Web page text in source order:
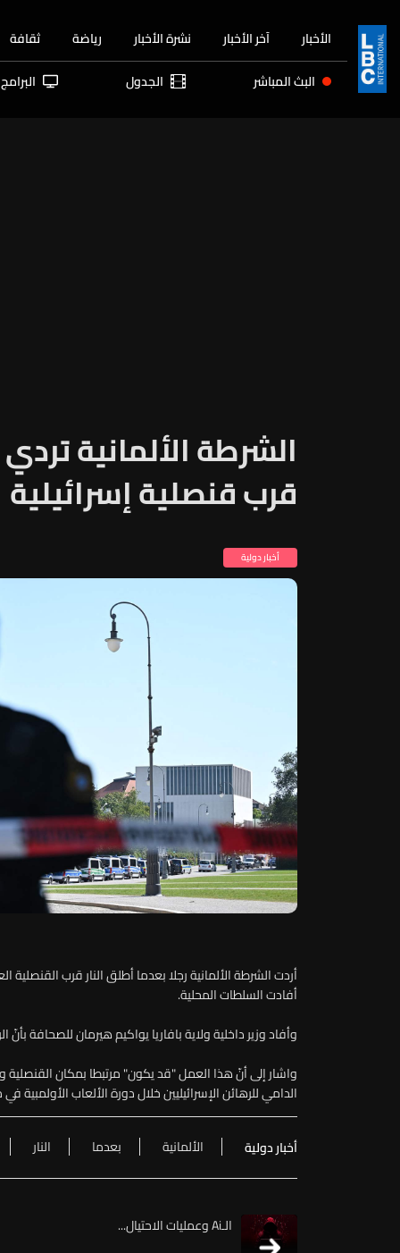
الأخبار آخر الأخبار نشرة الأخبار رياضة ثقافة
البث المباشر الجدول البرامج
الشرطة الألمانية
قرب قنصلية إسرائيلية
أخبار دولية
أردت الشرطة الألمانية رجلا بعدما أطلق النار قرب القنصلية
أفادت السلطات المحلية.
وأفاد وزير داخلية ولاية بافاريا يواكيم هيرمان للصحافة
واشار إلى أنّ هذا العمل "قد يكون" مرتبطا بمكان القنصلية
الدامي للرهائن الإسرائيليين خلال دورة الألعاب الأولمبية في
أخبار دولية الألمانية بعدما النار
الـAi وعمليات الاحتيال...